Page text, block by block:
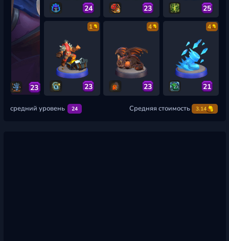
23
24 23 25
1
23
4
23
4
21
средний уровень 24 Средняя стоимость 3.14